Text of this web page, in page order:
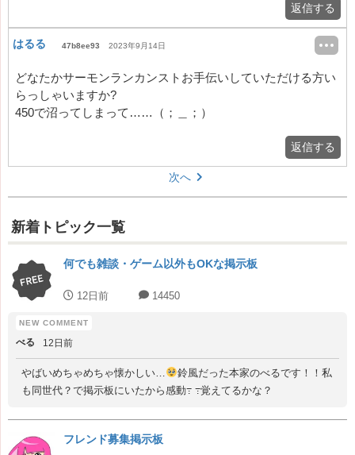
返信する
はるる 47b8ee93 2023年9月14日
どなたかサーモンランカンストお手伝いしていただける方い
らっしゃいますか?
450で沼ってしまって……（；＿；）
返信する
次へ
新着トピック一覧
何でも雑談・ゲーム以外もOKな掲示板
12日前 14450
べる 12日前
やばいめちゃめちゃ懐かしい…
鈴風だった本家のべるです！！私
も同世代？で掲示板にいたから感動߹ ߹覚えてるかな？
フレンド募集掲示板